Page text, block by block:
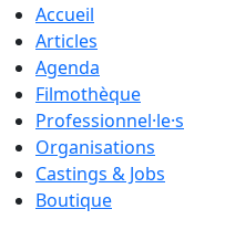
Accueil
Articles
Agenda
Filmothèque
Professionnel·le·s
Organisations
Castings & Jobs
Boutique